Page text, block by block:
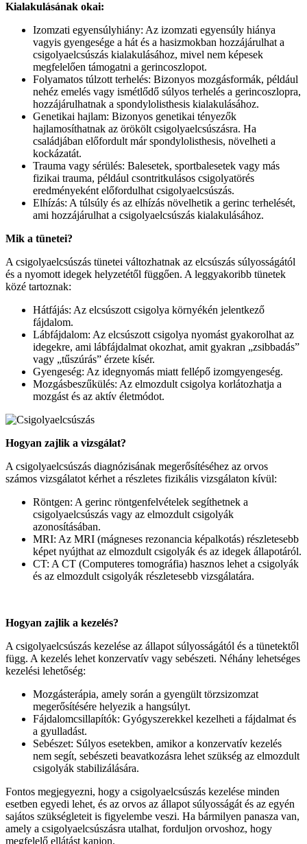
Kialakulásának okai:
Izomzati egyensúlyhiány: Az izomzati egyensúly hiánya
vagyis gyengesége a hát és a hasizmokban hozzájárulhat a
csigolyaelcsúszás kialakulásához, mivel nem képesek
megfelelően támogatni a gerincoszlopot.
Folyamatos túlzott terhelés: Bizonyos mozgásformák, például
nehéz emelés vagy ismétlődő súlyos terhelés a gerincoszlopra,
hozzájárulhatnak a spondylolisthesis kialakulásához.
Genetikai hajlam: Bizonyos genetikai tényezők
hajlamosíthatnak az örökölt csigolyaelcsúszásra. Ha
családjában előfordult már spondylolisthesis, növelheti a
kockázatát.
Trauma vagy sérülés: Balesetek, sportbalesetek vagy más
fizikai trauma, például csontritkulásos csigolyatörés
eredményeként előfordulhat csigolyaelcsúszás.
Elhízás: A túlsúly és az elhízás növelhetik a gerinc terhelését,
ami hozzájárulhat a csigolyaelcsúszás kialakulásához.
Mik a tünetei?
A csigolyaelcsúszás tünetei változhatnak az elcsúszás súlyosságától
és a nyomott idegek helyzetétől függően. A leggyakoribb tünetek
közé tartoznak:
Hátfájás: Az elcsúszott csigolya környékén jelentkező
fájdalom.
Lábfájdalom: Az elcsúszott csigolya nyomást gyakorolhat az
idegekre, ami lábfájdalmat okozhat, amit gyakran „zsibbadás”
vagy „tűszúrás” érzete kísér.
Gyengeség: Az idegnyomás miatt fellépő izomgyengeség.
Mozgásbeszűkülés: Az elmozdult csigolya korlátozhatja a
mozgást és az aktív életmódot.
Hogyan zajlik a vizsgálat?
A csigolyaelcsúszás diagnózisának megerősítéséhez az orvos
számos vizsgálatot kérhet a részletes fizikális vizsgálaton kívül:
Röntgen: A gerinc röntgenfelvételek segíthetnek a
csigolyaelcsúszás vagy az elmozdult csigolyák
azonosításában.
MRI: Az MRI (mágneses rezonancia képalkotás) részletesebb
képet nyújthat az elmozdult csigolyák és az idegek állapotáról.
CT: A CT (Computeres tomográfia) hasznos lehet a csigolyák
és az elmozdult csigolyák részletesebb vizsgálatára.
Hogyan zajlik a kezelés?
A csigolyaelcsúszás kezelése az állapot súlyosságától és a tünetektől
függ. A kezelés lehet konzervatív vagy sebészeti. Néhány lehetséges
kezelési lehetőség:
Mozgásterápia, amely során a gyengült törzsizomzat
megerősítésére helyezik a hangsúlyt.
Fájdalomcsillapítók: Gyógyszerekkel kezelheti a fájdalmat és
a gyulladást.
Sebészet: Súlyos esetekben, amikor a konzervatív kezelés
nem segít, sebészeti beavatkozásra lehet szükség az elmozdult
csigolyák stabilizálására.
Fontos megjegyezni, hogy a csigolyaelcsúszás kezelése minden
esetben egyedi lehet, és az orvos az állapot súlyosságát és az egyén
sajátos szükségleteit is figyelembe veszi. Ha bármilyen panasza van,
amely a csigolyaelcsúszásra utalhat, forduljon orvoshoz, hogy
megfelelő ellátást kapjon.